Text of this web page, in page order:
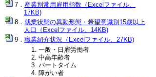
産業別常用雇用指数（Excelファイル、
17KB)
就業状態の異動形態・希望意識別15歳以上
人口（Excelファイル、14KB)
職業紹介状況（Excelファイル、27KB)
一般・日雇労働者
中高年齢者
パートタイム
障がい者